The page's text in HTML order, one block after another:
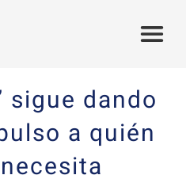
sigue dando
a quién